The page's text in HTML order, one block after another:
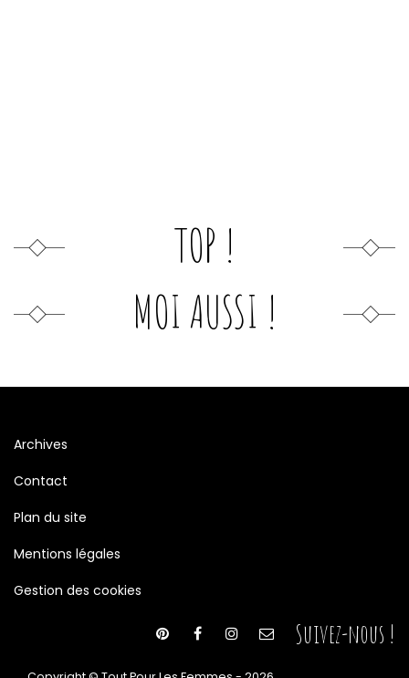
TOP !
MOI AUSSI !
Archives
Contact
Plan du site
Mentions légales
Gestion des cookies
Suivez-nous !